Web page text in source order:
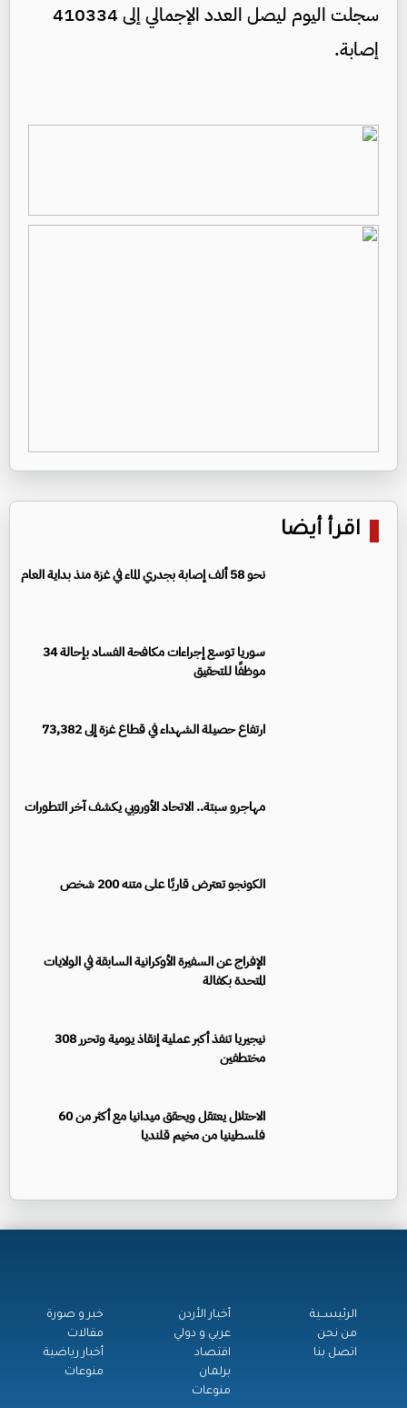
سجلت اليوم ليصل العدد الإجمالي إلى 410334
إصابة.
اقرأ أيضا
نحو 58 ألف إصابة بجدري الماء في غزة منذ بداية العام
سوريا توسع إجراءات مكافحة الفساد بإحالة 34
موظفًا للتحقيق
ارتفاع حصيلة الشهداء في قطاع غزة إلى 73,382
مهاجرو سبتة.. الاتحاد الأوروبي يكشف آخر التطورات
الكونجو تعترض قاربًا على متنه 200 شخص
الإفراج عن السفيرة الأوكرانية السابقة في الولايات
المتحدة بكفالة
نيجيريا تنفذ أكبر عملية إنقاذ يومية وتحرر 308
مختطفين
الاحتلال يعتقل ويحقق ميدانيا مع أكثر من 60
فلسطينيا من مخيم قلنديا
الرئيســية
من نحن
اتصل بنا
أخبار الأردن
عربي و دولي
اقتصاد
برلمان
منوعات
خبر و صورة
مقالات
أخبار رياضية
منوعات